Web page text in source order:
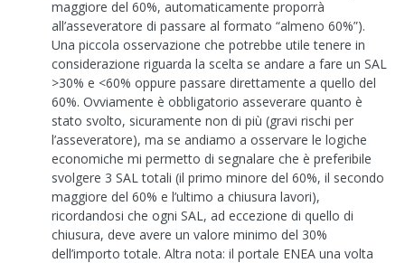
maggiore del 60%, automaticamente proporrà
all’asseveratore di passare al formato “almeno 60%”).
Una piccola osservazione che potrebbe utile tenere in
considerazione riguarda la scelta se andare a fare un SAL
>30% e <60% oppure passare direttamente a quello del
60%. Ovviamente è obbligatorio asseverare quanto è
stato svolto, sicuramente non di più (gravi rischi per
l’asseveratore), ma se andiamo a osservare le logiche
economiche mi permetto di segnalare che è preferibile
svolgere 3 SAL totali (il primo minore del 60%, il secondo
maggiore del 60% e l’ultimo a chiusura lavori),
ricordandosi che ogni SAL, ad eccezione di quello di
chiusura, deve avere un valore minimo del 30%
dell’importo totale. Altra nota: il portale ENEA una volta